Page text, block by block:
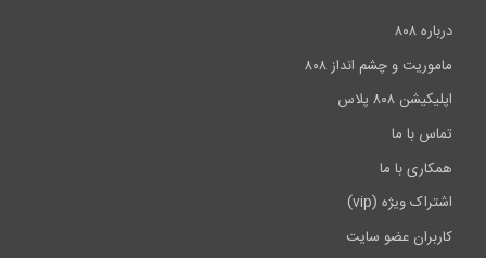
18:21
درباره ۸۰۸
ماموریت و چشم انداز ۸۰۸
اپلیکیشن ۸۰۸ پلاس
تماس با ما
همکاری با ما
اشتراک ویژه (vip)
کاربران عضو سایت